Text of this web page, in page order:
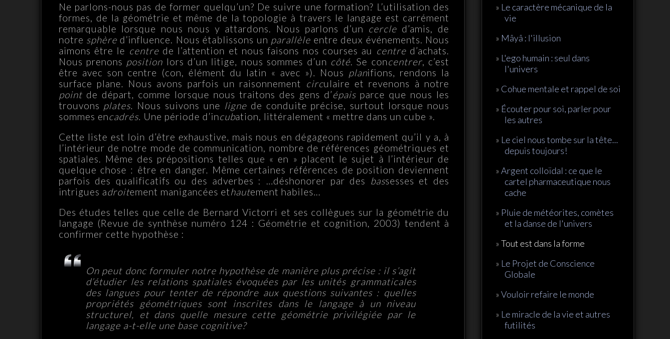
Ne parlons-nous pas de former quelqu’un? De suivre une formation? L’utilisation des
formes, de la géométrie et même de la topologie à travers le langage est carrément
remarquable lorsque nous nous y attardons. Nous parlons d’un cercle d’amis, de
notre sphèred’influence. Nous établissons un parallèle entre deux événements. Nous
aimons être le centrede l’attention et nous faisons nos courses au centred’achats.
Nous prenons position lors d’un litige, nous sommes d’un côté. Se concentrer, c’est
être avec son centre (con, élément du latin « avec »). Nous planifions, rendons la
surface plane. Nous avons parfois un raisonnement circulaire et revenons à notre
pointde départ, comme lorsque nous traitons des gens d’épaisparce que nous les
trouvons plates . Nous suivons une lignede conduite précise, surtout lorsque nous
sommes encadrés. Une période d’incubation, littéralement « mettre dans un cube ».
Cette liste est loin d’être exhaustive, mais nous en dégageons rapidement qu’il y a, à
l’intérieur de notre mode de communication, nombre de références géométriques et
spatiales. Même des prépositions telles que « en » placent le sujet à l’intérieur de
quelque chose : être en danger. Même certaines références de position deviennent
parfois des qualificatifs ou des adverbes : …déshonorer par des bassesses et des
intrigues adroitement manigancées ethautement habiles…
Des études telles que celle de Bernard Victorri et ses collègues sur la géométrie du
langage (Revue de synthèse numéro 124 : Géométrie et cognition, 2003) tendent à
confirmer cette hypothèse :
On peut donc formuler notre hypothèse de manière plus précise : il s’agit
d’étudier les relations spatiales évoquées par les unités grammaticales
des langues pour tenter de répondre aux questions suivantes : quelles
propriétés géométriques sont inscrites dans le langage à un niveau
structurel, et dans quelle mesure cette géométrie privilégiée par le
langage a-t-elle une base cognitive?
Le caractère mécanique de la
vie
Mâyâ : l'illusion
L'ego humain : seul dans
l'univers
Cohue mentale et rappel de soi
Écouter pour soi, parler pour
les autres
Le ciel nous tombe sur la tête...
depuis toujours!
Argent colloïdal : ce que le
cartel pharmaceutique nous
cache
Pluie de météorites, comètes
et la danse de l'univers
Tout est dans la forme
Le Projet de Conscience
Globale
Vouloir refaire le monde
Le miracle de la vie et autres
futilités